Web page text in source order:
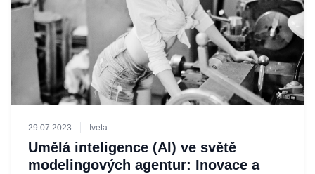
29.07.2023 Iveta
Umělá inteligence (AI) ve světě
modelingových agentur: Inovace a